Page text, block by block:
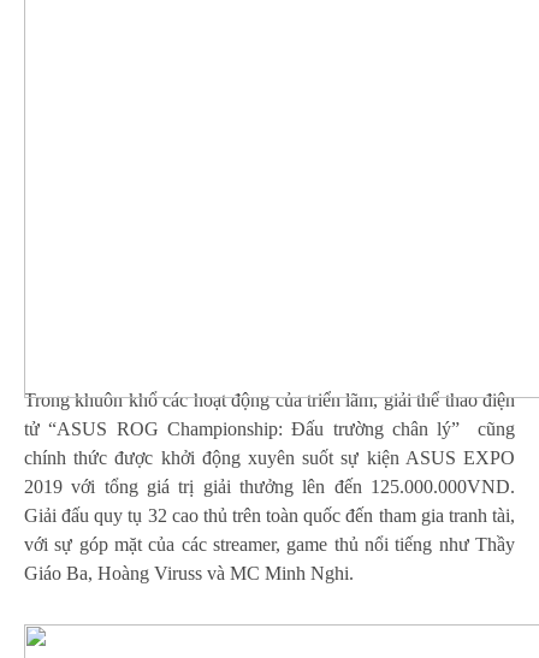
Trong khuôn khổ các hoạt động của triển lãm, giải thể thao điện
tử “ASUS ROG Championship: Đấu trường chân lý” cũng
chính thức được khởi động xuyên suốt sự kiện ASUS EXPO
2019 với tổng giá trị giải thưởng lên đến 125.000.000VND.
Giải đấu quy tụ 32 cao thủ trên toàn quốc đến tham gia tranh tài,
với sự góp mặt của các streamer, game thủ nổi tiếng như Thầy
Giáo Ba, Hoàng Viruss và MC Minh Nghi.